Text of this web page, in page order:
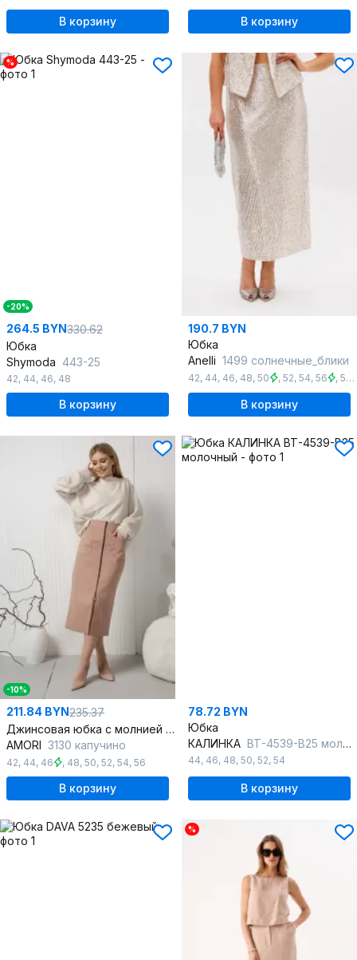
В корзину В корзину
%
-20%
264.5 BYN330.62
Юбка
Shymoda 443-25
42, 44, 46, 48
В корзину
190.7 BYN
Юбка
Anelli 1499 солнечные_блики
42, 44, 46, 48, 50 , 52, 54, 56 , 58
В корзину
-10%
211.84 BYN235.37
Джинсовая юбка с молнией и разрезом
AMORI 3130 капучино
42, 44, 46 , 48, 50, 52, 54, 56
В корзину
78.72 BYN
Юбка
КАЛИНКА ВТ-4539-В25 молочный
44, 46, 48, 50, 52, 54
В корзину
%